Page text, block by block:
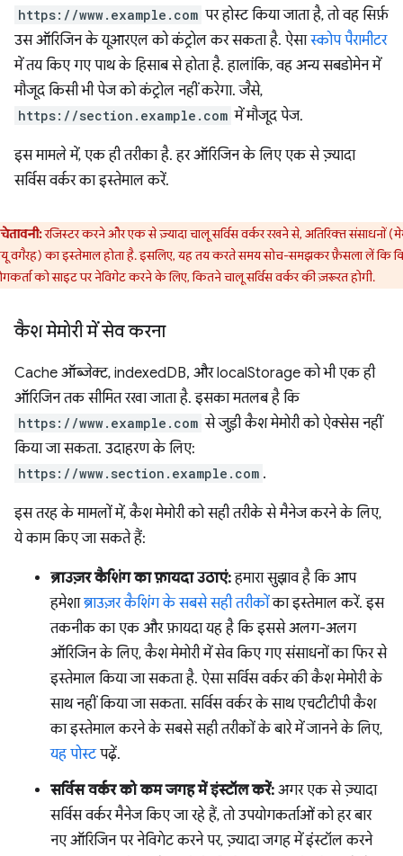
https://www.example.com पर होस्ट किया जाता है, तो वह सिर्फ़
उस ऑरिजिन के यूआरएल को कंट्रोल कर सकता है. ऐसास्कोप पैरामीटर
में तय किए गए पाथ के हिसाब से होता है. हालांकि, वह अन्य सबडोमेन में
मौजूद किसी भी पेज को कंट्रोल नहीं करेगा. जैसे,
https://section.example.com में मौजूद पेज.
इस मामले में, एक ही तरीका है. हर ऑरिजिन के लिए एक से ज़्यादा
सर्विस वर्कर का इस्तेमाल करें.
चेतावनी:रजिस्टर करने और एक से ज़्यादा चालू सर्विस वर्कर रखने से, अतिरिक्त संसाधनों
वगैरह) का इस्तेमाल होता है. इसलिए, यह तय करते समय सोच-समझकर फ़ैसला लें कि
को साइट पर नेविगेट करने के लिए, कितने चालू सर्विस वर्कर की ज़रूरत होगी.
कैश मेमोरी में सेव करना
Cache ऑब्जेक्ट, indexedDB, और localStorage को भी एक ही
ऑरिजिन तक सीमित रखा जाता है. इसका मतलब है कि
https://www.example.com से जुड़ी कैश मेमोरी को ऐक्सेस नहीं
किया जा सकता. उदाहरण के लिए:
https://www.section.example.com .
इस तरह के मामलों में, कैश मेमोरी को सही तरीके से मैनेज करने के लिए,
ये काम किए जा सकते हैं:
ब्राउज़र कैशिंग का फ़ायदा उठाएं:हमारा सुझाव है कि आप
हमेशाब्राउज़र कैशिंग के सबसे सही तरीकोंका इस्तेमाल करें. इस
तकनीक का एक और फ़ायदा यह है कि इससे अलग-अलग
ऑरिजिन के लिए, कैश मेमोरी में सेव किए गए संसाधनों का फिर से
इस्तेमाल किया जा सकता है. ऐसा सर्विस वर्कर की कैश मेमोरी के
साथ नहीं किया जा सकता. सर्विस वर्कर के साथ एचटीटीपी कैश
का इस्तेमाल करने के सबसे सही तरीकों के बारे में जानने के लिए,
यह पोस्टपढ़ें.
सर्विस वर्कर को कम जगह में इंस्टॉल करें: अगर एक से ज़्यादा
सर्विस वर्कर मैनेज किए जा रहे हैं, तो उपयोगकर्ताओं को हर बार
नए ऑरिजिन पर नेविगेट करने पर, ज़्यादा जगह में इंस्टॉल करने